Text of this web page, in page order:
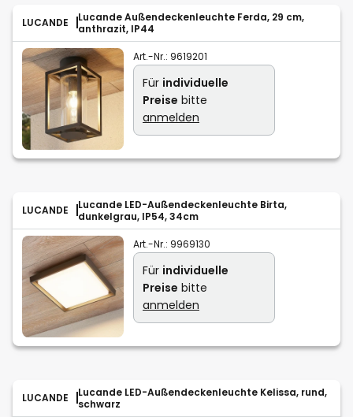
LUCANDE
Lucande Außendeckenleuchte Ferda, 29 cm,
anthrazit, IP44
Art.-Nr.: 9619201
Für individuelle
Preise bitte
anmelden
LUCANDE
Lucande LED-Außendeckenleuchte Birta,
dunkelgrau, IP54, 34cm
Art.-Nr.: 9969130
Für individuelle
Preise bitte
anmelden
LUCANDE
Lucande LED-Außendeckenleuchte Kelissa, rund,
schwarz